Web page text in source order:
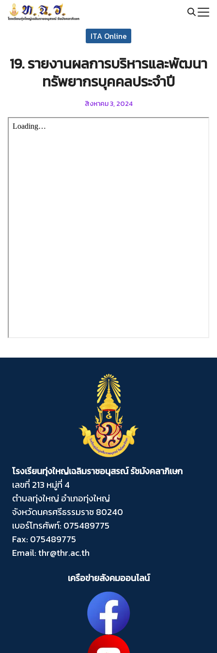
Skip
ITA Online
19. รายงานผลการบริหารและพัฒนา
ทรัพยากรบุคคลประจำปี
สิงหาคม 3, 2024
โรงเรียนทุ่งใหญ่เฉลิมราชอนุสรณ์ รัชมังคลาภิเษก
เลขที่ 213 หมู่ที่ 4
ตำบลทุ่งใหญ่ อำเภอทุ่งใหญ่
จังหวัดนครศรีธรรมราช 80240
เบอร์โทรศัพท์: 075489775
Fax: 075489775
Email: thr@thr.ac.th
เครือข่ายสังคมออนไลน์